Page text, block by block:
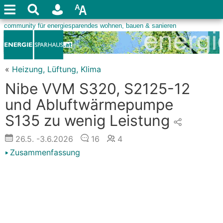
« Heizung, Lüftung, Klima
Nibe VVM S320, S2125-12
und Abluftwärmepumpe
S135 zu wenig Leistung
26.5. -3.6.2026 16
4
Zusammenfassung